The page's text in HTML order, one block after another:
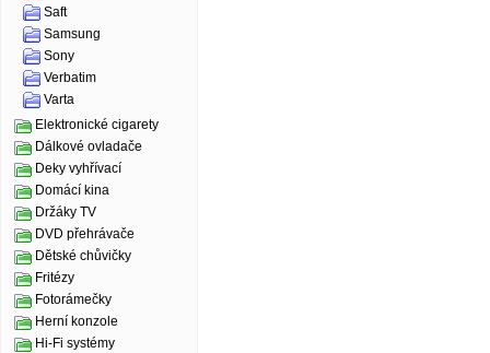
Saft
Samsung
Sony
Verbatim
Varta
Elektronické cigarety
Dálkové ovladače
Deky vyhřívací
Domácí kina
Držáky TV
DVD přehrávače
Dětské chůvičky
Fritézy
Fotorámečky
Herní konzole
Hi-Fi systémy